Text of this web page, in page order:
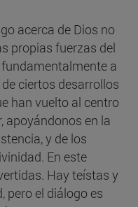
acerca de Dios no
propias fuerzas del
a
ciertos desarrollos
han vuelto al centro
apoyándonos en la
y de los
En este
Hay teístas y
pero el diálogo es